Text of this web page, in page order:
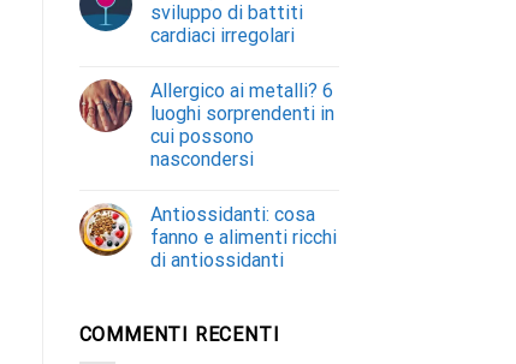
sviluppo di battiti
cardiaci irregolari
Allergico ai metalli? 6
luoghi sorprendenti in
cui possono
nascondersi
Antiossidanti: cosa
fanno e alimenti ricchi
di antiossidanti
COMMENTI RECENTI